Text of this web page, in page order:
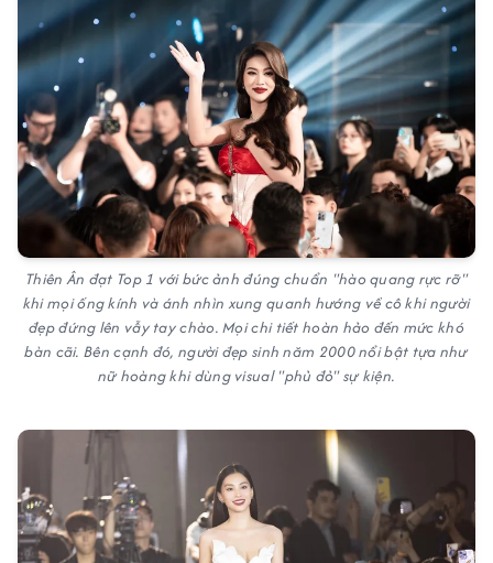
Thiên Ân đạt Top 1 với bức ảnh đúng chuẩn "hào quang rực rỡ"
khi mọi ống kính và ánh nhìn xung quanh hướng về cô khi người
đẹp đứng lên vẫy tay chào. Mọi chi tiết hoàn hảo đến mức khó
bàn cãi. Bên cạnh đó, người đẹp sinh năm 2000 nổi bật tựa như
nữ hoàng khi dùng visual "phủ đỏ" sự kiện.